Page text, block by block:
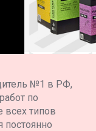
№1 в РФ,
по
всех типов